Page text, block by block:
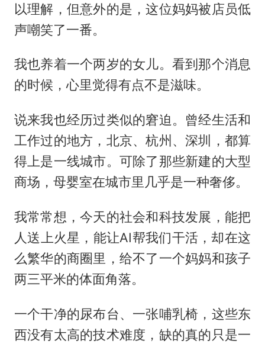
以理解，但意外的是，这位妈妈被店员低
声嘲笑了一番。
我也养着一个两岁的女儿。看到那个消息
的时候，心里觉得有点不是滋味。
说来我也经历过类似的窘迫。曾经生活和
工作过的地方，北京、杭州、深圳，都算
得上是一线城市。可除了那些新建的大型
商场，母婴室在城市里几乎是一种奢侈。
我常常想，今天的社会和科技发展，能把
人送上火星，能让AI帮我们干活，却在这
么繁华的商圈里，给不了一个妈妈和孩子
两三平米的体面角落。
一个干净的尿布台、一张哺乳椅，这些东
西没有太高的技术难度，缺的真的只是一